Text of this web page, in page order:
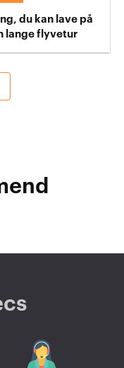
du kan lave på
lange flyvetur